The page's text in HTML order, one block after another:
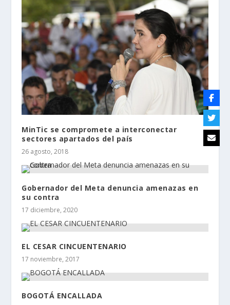
MinTic se compromete a interconectar
sectores apartados del país
26 agosto, 2018
Gobernador del Meta denuncia amenazas en
su contra
17 diciembre, 2020
EL CESAR CINCUENTENARIO
17 noviembre, 2017
BOGOTÁ ENCALLADA